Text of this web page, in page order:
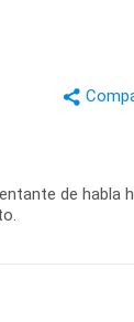
de habla